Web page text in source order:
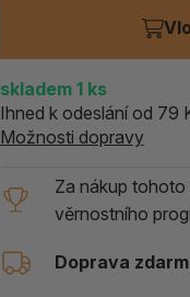
skladem 1 ks
Ihned k odeslání od 79
Možnosti dopravy
Za nákup
věrnostního
Doprava